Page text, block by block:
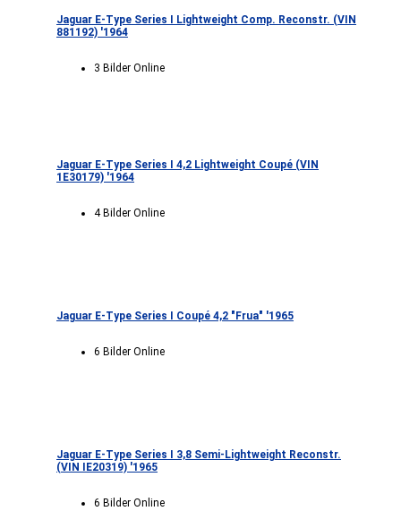
Jaguar E-Type Series I Lightweight Comp. Reconstr. (VIN
881192) '1964
3 Bilder Online
Jaguar E-Type Series I 4,2 Lightweight Coupé (VIN
1E30179) '1964
4 Bilder Online
Jaguar E-Type Series I Coupé 4,2 "Frua" '1965
6 Bilder Online
Jaguar E-Type Series I 3,8 Semi-Lightweight Reconstr.
(VIN IE20319) '1965
6 Bilder Online